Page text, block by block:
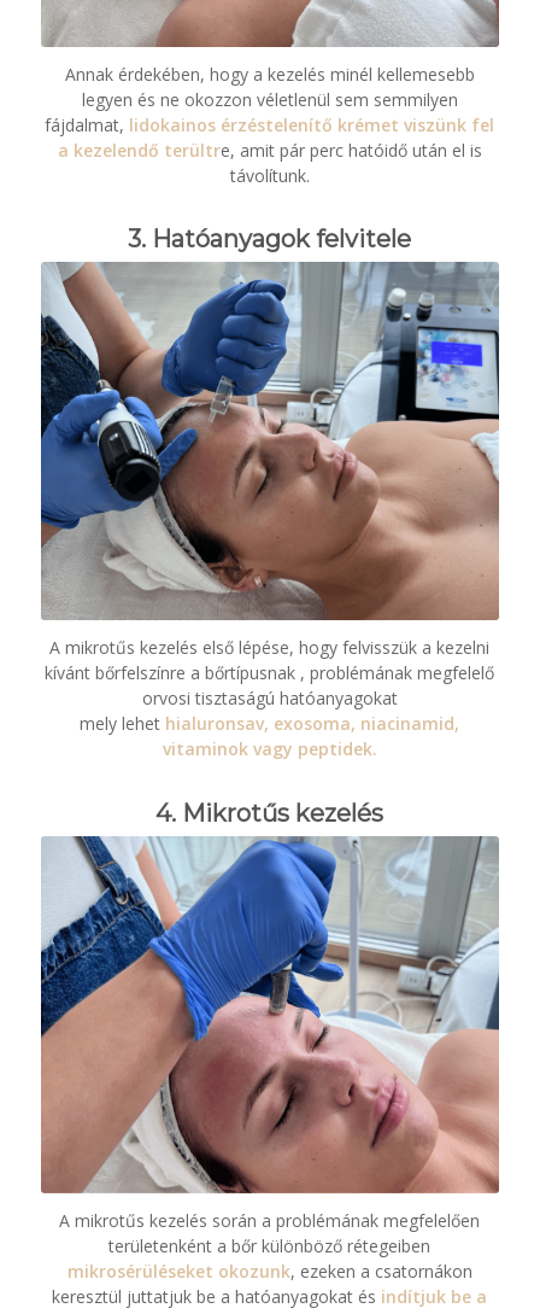
Annak érdekében, hogy a kezelés minél kellemesebb
legyen és ne okozzon véletlenül sem semmilyen
fájdalmat, lidokainos érzéstelenítő krémet viszünk fel
a kezelendő terültre, amit pár perc hatóidő után el is
távolítunk.
3. Hatóanyagok felvitele
A mikrotűs kezelés első lépése, hogy felvisszük a kezelni
kívánt bőrfelszínre a bőrtípusnak , problémának megfelelő
orvosi tisztaságú hatóanyagokat
mely lehet hialuronsav, exosoma, niacinamid,
vitaminok vagy peptidek.
4. Mikrotűs kezelés
A mikrotűs kezelés során a problémának megfelelően
területenként a bőr különböző rétegeiben
mikrosérüléseket okozunk, ezeken a csatornákon
keresztül juttatjuk be a hatóanyagokat és indítjuk be a